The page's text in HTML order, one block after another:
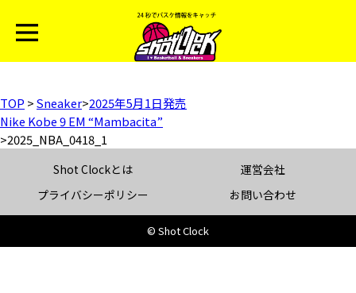
TOP >Sneaker>2025年5月1日発売
Nike Kobe 9 EM “Mambacita”
>2025_NBA_0418_1
Shot Clockとは
運営会社
プライバシーポリシー
お問い合わせ
© Shot Clock